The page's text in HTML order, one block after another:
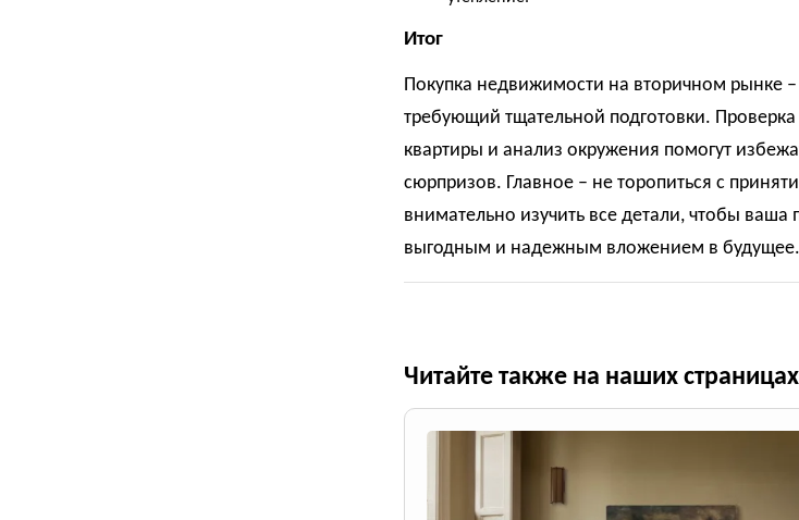
Итог
Покупка недвижимости на вторичном рынке
требующий тщательной подготовки.
квартиры и анализ окружения помогут
сюрпризов. Главное – не торопиться с
внимательно изучить все детали, чтобы ваша
выгодным и надежным вложением в будущее.
Читайте также на наших